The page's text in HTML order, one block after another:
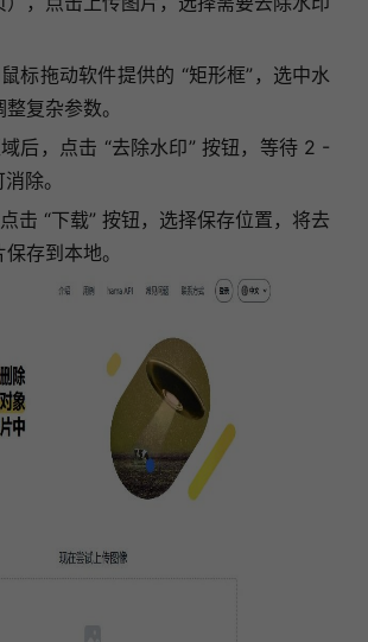
标拖动软件提供的 “矩形框”，选中水
复杂参数。
后，点击 “去除水印” 按钮，等待 2 -
除。
击 “下载” 按钮，选择保存位置，将去
存到本地。